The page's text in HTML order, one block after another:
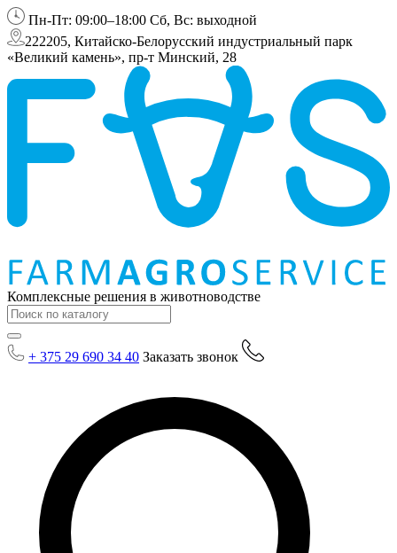
Пн-Пт: 09:00–18:00 Сб, Вс: выходной
222205, Китайско-Белорусский индустриальный парк
«Великий камень», пр-т Минский, 28
Комплексные решения в животноводстве
+ 375 29 690 34 40 Заказать звонок